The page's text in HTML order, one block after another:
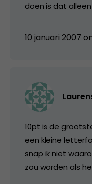
doen is dat
10 januari 2007
10pt is de
een kleine
snap ik niet
zou worden als